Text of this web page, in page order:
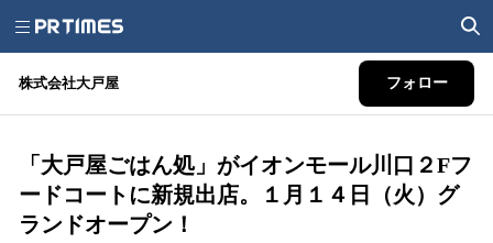
株式会社大戸屋 フォロー
「大戸屋ごはん処」がイオンモール川口２Fフ
ードコートに新規出店。１月１４日（火）グ
ランドオープン！